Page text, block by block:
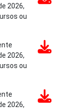
2026,
ou
2026,
ou
2026,